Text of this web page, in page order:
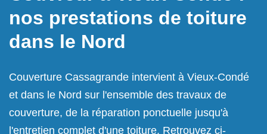
nos prestations de toiture
dans le Nord
Couverture Cassagrande intervient à Vieux-Condé
et dans le Nord sur l'ensemble des travaux de
couverture, de la réparation ponctuelle jusqu'à
l'entretien complet d'une toiture. Retrouvez ci-